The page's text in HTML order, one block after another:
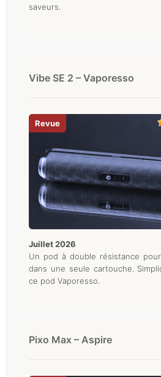
saveurs.
Vibe SE 2 – Vaporesso
juillet 2026
Un pod à double résistance
dans une seule cartouche.
ce pod Vaporesso.
Pixo Max – Aspire